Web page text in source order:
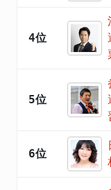
4位
5位
6位